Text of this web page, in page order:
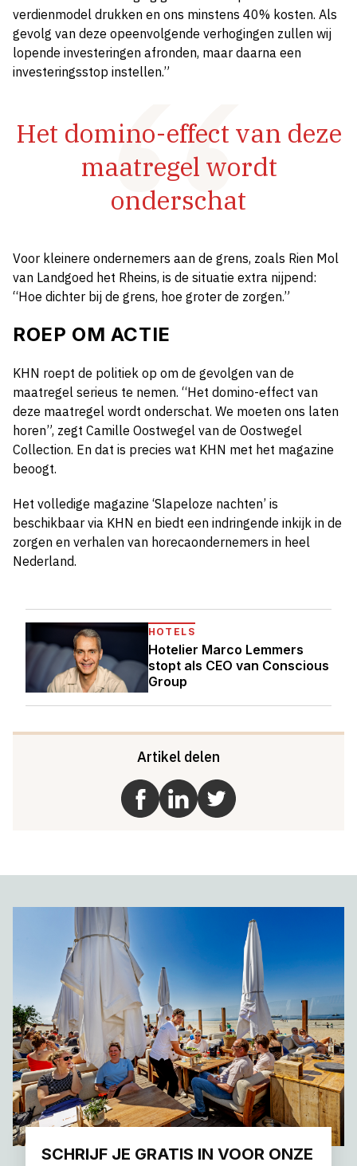
verdienmodel drukken en ons minstens 40% kosten. Als
gevolg van deze opeenvolgende verhogingen zullen wij
lopende investeringen afronden, maar daarna een
investeringsstop instellen.”
Het domino-effect van deze
maatregel wordt
onderschat
Voor kleinere ondernemers aan de grens, zoals Rien Mol
van Landgoed het Rheins, is de situatie extra nijpend:
“Hoe dichter bij de grens, hoe groter de zorgen.”
ROEP OM ACTIE
KHN roept de politiek op om de gevolgen van de
maatregel serieus te nemen. “Het domino-effect van
deze maatregel wordt onderschat. We moeten ons laten
horen”, zegt Camille Oostwegel van de Oostwegel
Collection. En dat is precies wat KHN met het magazine
beoogt.
Het volledige magazine ‘Slapeloze nachten’ is
beschikbaar via KHN en biedt een indringende inkijk in de
zorgen en verhalen van horecaondernemers in heel
Nederland.
HOTELS
Hotelier Marco Lemmers
stopt als CEO van Conscious
Group
Artikel delen
SCHRIJF JE GRATIS IN VOOR ONZE